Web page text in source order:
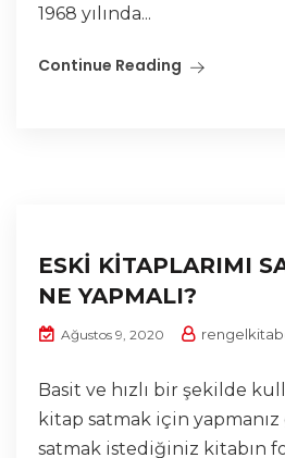
1968 yılında...
Continue Reading
ESKİ KİTAPLARIMI
NE YAPMALI?
Ağustos 9, 2020
Basit ve hızlı bir şekilde
kitap satmak için
satmak istediğiniz kitabın